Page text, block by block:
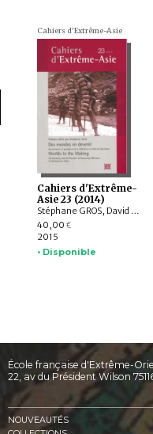
Cahiers d'Extrême-Asie
Cahiers d'Extrême-
Asie 23 (2014)
Stéphane GROS, David G. ATWILL, Edwin SCHMITT, Sylvie BEAUD, Lara MACONI, Vanessa FRANGVILLE, TANG Yun, ZHANG Yuan, Patrick BOOZ, Valérie VANDENABEELE, Tami BLUMENFIELD
40,00 €
2015
• Disponible
École française d'Extrême-
22, av du Président Wilson
NOUVEAUTÉS